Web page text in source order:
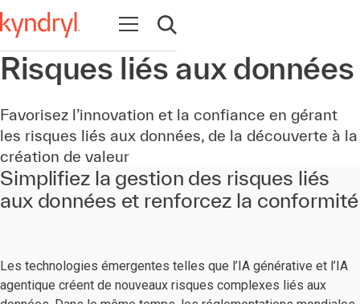
Ouvrir la navigation
Ouvrir la recherche
Risques liés aux données
Favorisez l’innovation et la confiance en gérant
les risques liés aux données, de la découverte à la
création de valeur
Simplifiez la gestion des risques liés
aux données et renforcez la conformité
Les technologies émergentes telles que l’IA générative et l’IA
agentique créent de nouveaux risques complexes liés aux